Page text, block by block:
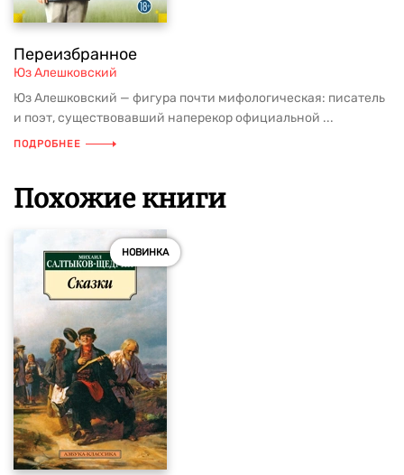
Переизбранное
Юз Алешковский
Юз Алешковский — фигура почти мифологическая: писатель
и поэт, существовавший наперекор официальной ...
ПОДРОБНЕЕ
Похожие книги
НОВИНКА